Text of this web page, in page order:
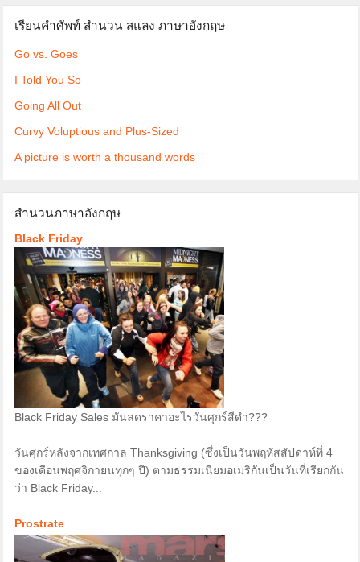
เรียนคำศัพท์ สำนวน สแลง ภาษาอังกฤษ
Go vs. Goes
I Told You So
Going All Out
Curvy Voluptious and Plus-Sized
A picture is worth a thousand words
สำนวนภาษาอังกฤษ
Black Friday
Black Friday Sales มันลดราคาอะไรวันศุกร์สีดำ???
วันศุกร์หลังจากเทศกาล Thanksgiving (ซึ่งเป็นวันพฤหัสสัปดาห์ที่ 4
ของเดือนพฤศจิกายนทุกๆ ปี) ตามธรรมเนียมอเมริกันเป็นวันที่เรียกกัน
ว่า Black Friday...
Prostrate